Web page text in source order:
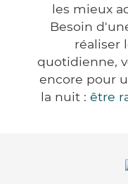
les mieux
Besoin
réaliser
quotidienne,
encore pour
la nuit : être